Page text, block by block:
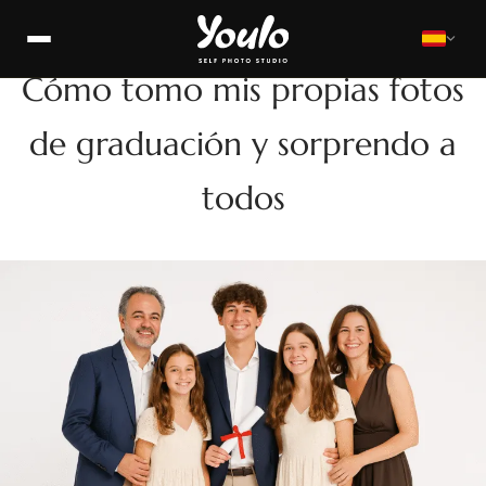
YOULO SELF PHOTO STUDIO
Cómo tomo mis propias fotos
de graduación y sorprendo a
todos